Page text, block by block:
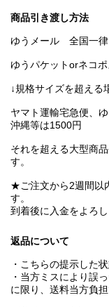
商品引き渡し方法
ゆうメール 全国一律
ゆうパケットorネコ
↓規格サイズを超える
ヤマト運輸宅急便、
沖縄等は1500円
それを超える大型商
す。
★ご注文から2週間以
す。
到着後に入金をよろし
返品について
・こちらの提示した
・当方ミスにより誤
に限り、送料当方負